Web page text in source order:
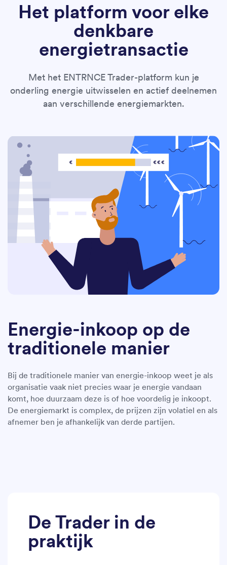
Het platform voor elke
denkbare
energietransactie
Met het ENTRNCE Trader-platform kun je
onderling energie uitwisselen en actief deelnemen
aan verschillende energiemarkten.
Energie-inkoop op de
traditionele manier
Bij de traditionele manier van energie-inkoop weet je als
organisatie vaak niet precies waar je energie vandaan
komt, hoe duurzaam deze is of hoe voordelig je inkoopt.
De energiemarkt is complex, de prijzen zijn volatiel en als
afnemer ben je afhankelijk van derde partijen.
De Trader in de
praktijk